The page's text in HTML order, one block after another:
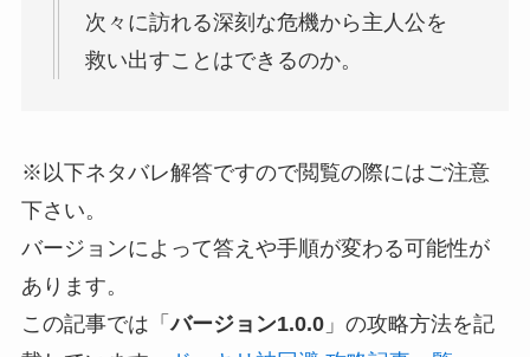
次々に訪れる深刻な危機から主人公を
救い出すことはできるのか。
※以下ネタバレ解答ですので閲覧の際にはご注意
下さい。
バージョンによって答えや手順が変わる可能性が
あります。
この記事では「バージョン1.0.0」の攻略方法を記